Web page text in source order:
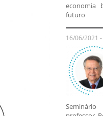
economia
futuro
16/06/2021